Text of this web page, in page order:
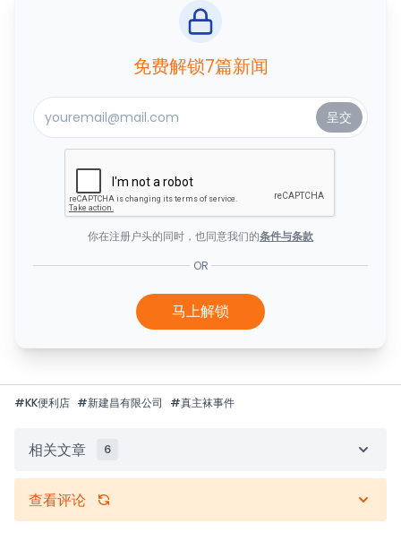
免费解锁7篇新闻
你在注册户头的同时，也同意我们的条件与条款
OR
马上解锁
#KK便利店 #新建昌有限公司 #真主袜事件
相关文章 6
查看评论